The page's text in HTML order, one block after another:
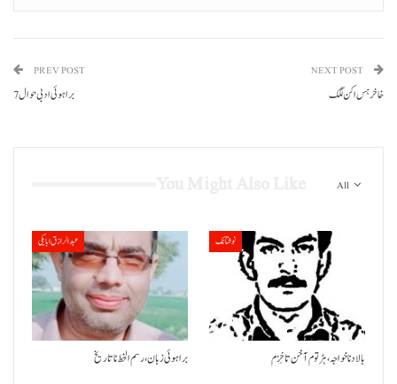
PREV POST
براہوئی ادبی حوال 7
NEXT POST
خاخر ہس اکن لگک
All
عبدالرازق ابابکی
براہوئی زبان ،رسم الخط نا تاریخ
نوشتانک
بالاد نا خواجہ، ہڑتوم آ خن تا خِزم